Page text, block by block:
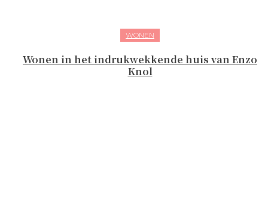
WONEN
Wonen in het indrukwekkende huis van Enzo
Knol